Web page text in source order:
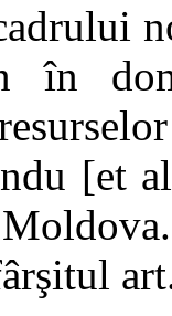
în
[et